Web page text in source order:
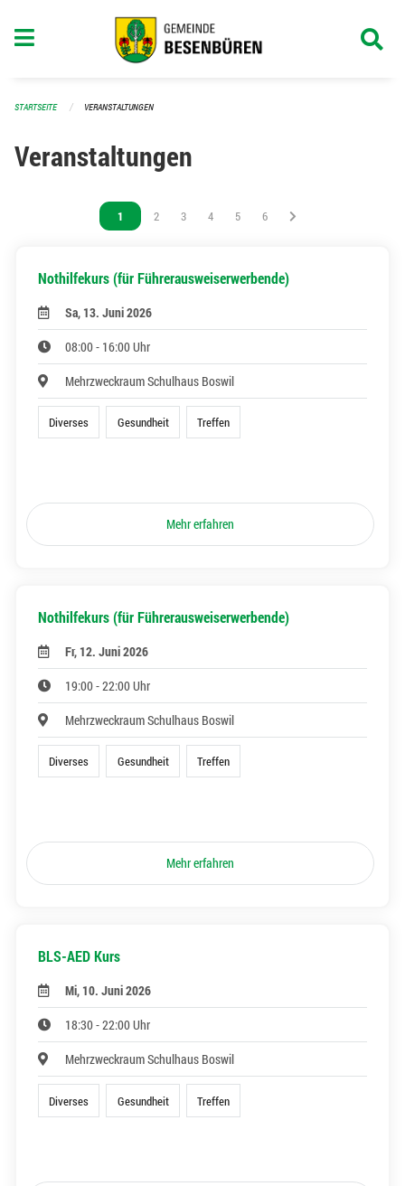
STARTSEITE VERANSTALTUNGEN
Veranstaltungen
Vous êtes sur la page
1 Vous êtes sur la page
2 Vous êtes sur la page
3 Vous êtes sur la page
4 Vous êtes sur la page
5 Vous êtes sur la page
6
Nothilfekurs (für Führerausweiserwerbende)
Sa, 13. Juni 2026
08:00 - 16:00 Uhr
Mehrzweckraum Schulhaus Boswil
Diverses Gesundheit Treffen
Mehr erfahren
Nothilfekurs (für Führerausweiserwerbende)
Fr, 12. Juni 2026
19:00 - 22:00 Uhr
Mehrzweckraum Schulhaus Boswil
Diverses Gesundheit Treffen
Mehr erfahren
BLS-AED Kurs
Mi, 10. Juni 2026
18:30 - 22:00 Uhr
Mehrzweckraum Schulhaus Boswil
Diverses Gesundheit Treffen